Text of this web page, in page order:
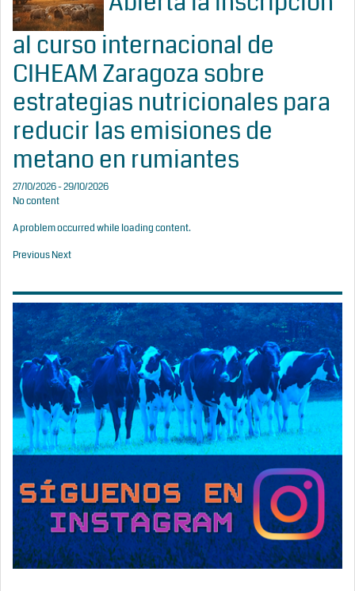
al curso internacional de
CIHEAM Zaragoza sobre
estrategias nutricionales para
reducir las emisiones de
metano en rumiantes
27/10/2026 - 29/10/2026
No content
A problem occurred while loading content.
PreviousNext